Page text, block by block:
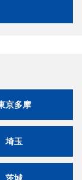
京多摩
埼玉